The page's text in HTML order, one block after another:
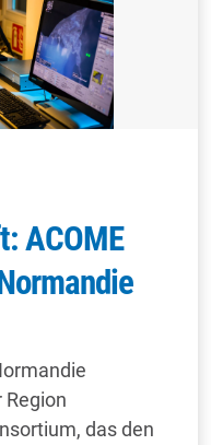
ACOME
das den